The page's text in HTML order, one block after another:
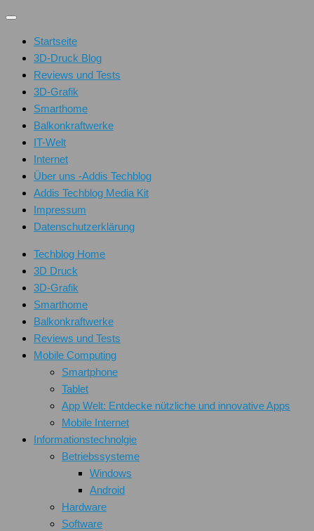
Unter
Inhalt
Startseite
3D-Druck Blog
Reviews und Tests
3D-Grafik
Smarthome
Balkonkraftwerke
IT-Welt
Internet
Über uns -Addis Techblog
Addis Techblog Media Kit
Impressum
Datenschutzerklärung
Techblog Home
3D Druck
3D-Grafik
Smarthome
Balkonkraftwerke
Reviews und Tests
Mobile Computing
Smartphone
Tablet
App Welt: Entdecke nützliche und innovative Apps
Mobile Internet
Informationstechnolgie
Betriebssysteme
Windows
Android
Hardware
Software